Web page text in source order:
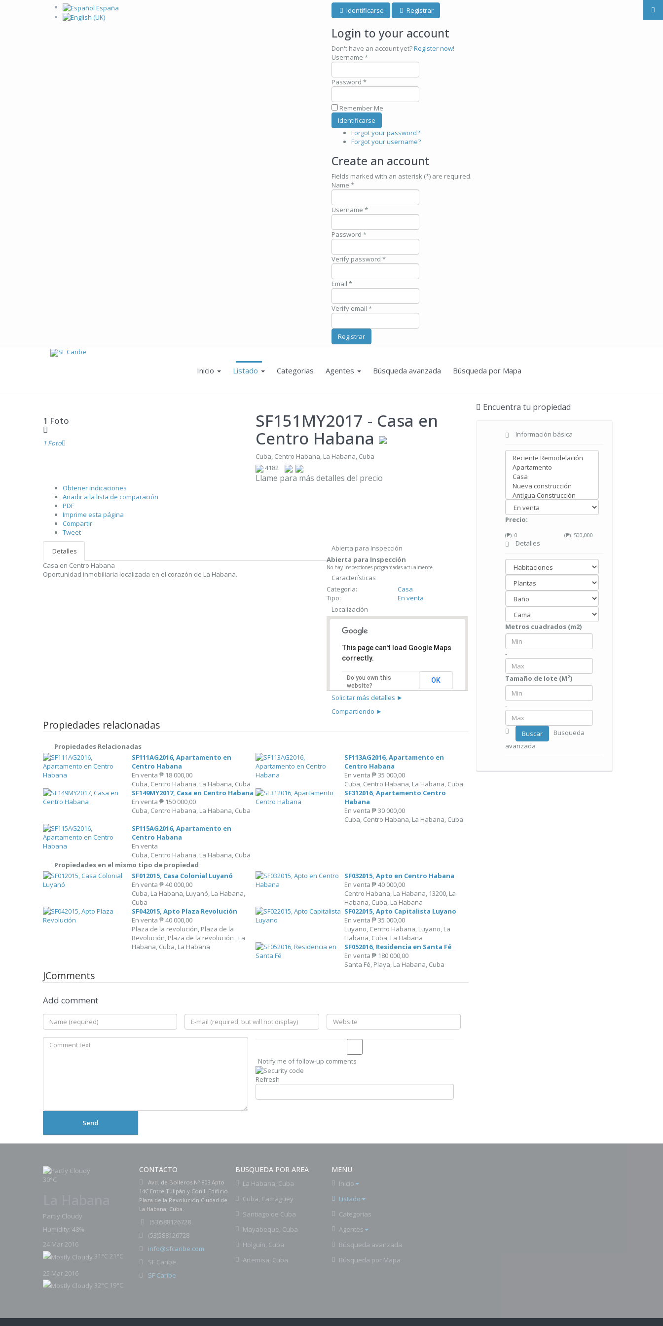
Identificarse Registrar
Login to your account
Don't have an account yet?Register now!
Username *
Password *
Remember Me
Forgot your password?
Forgot your username?
Create an account
Fields marked with an asterisk (*) are required.
Name *
Username *
Password *
Verify password *
Email *
Verify email *
Registrar
Inicio Listado Categorias Agentes Búsqueda avanzada Búsqueda por Mapa
1 Foto
1 Foto
SF151MY2017 - Casa en
Centro Habana
Cuba, Centro Habana, La Habana, Cuba
4182
Llame para más detalles del precio
Obtener indicaciones
Añadir a la lista de comparación
PDF
Imprime esta página
Compartir
Tweet
Detalles
Casa en Centro Habana
Oportunidad inmobiliaria localizada en el corazón de La Habana.
Abierta para Inspección
Abierta para Inspección
No hay inspecciones programadas actualmente
Características
Categoria:
Casa
Tipo:
En venta
Localización
This page can't load Google Maps
correctly.
Do you own this
website?
OK
Solicitar más detalles ►
Compartiendo ►
Propiedades relacionadas
Propiedades Relacionadas
SF111AG2016, Apartamento en
Centro Habana
En venta ₱ 18 000,00
Cuba, Centro Habana, La Habana, Cuba
SF113AG2016, Apartamento en
Centro Habana
En venta ₱ 35 000,00
Cuba, Centro Habana, La Habana, Cuba
SF149MY2017, Casa en Centro Habana
En venta ₱ 150 000,00
Cuba, Centro Habana, La Habana, Cuba
SF312016, Apartamento Centro
Habana
En venta ₱ 30 000,00
Cuba, Centro Habana, La Habana, Cuba
SF115AG2016, Apartamento en
Centro Habana
En venta
Cuba, Centro Habana, La Habana, Cuba
Propiedades en el mismo tipo de propiedad
SF012015, Casa Colonial Luyanó
En venta ₱ 40 000,00
Cuba, La Habana, Luyanó, La Habana,
Cuba
SF032015, Apto en Centro Habana
En venta ₱ 40 000,00
Centro Habana, La Habana, 13200, La
Habana, Cuba, La Habana
SF042015, Apto Plaza Revolución
En venta ₱ 40 000,00
Plaza de la revolución, Plaza de la
Revolución, Plaza de la revolución , La
Habana, Cuba, La Habana
SF022015, Apto Capitalista Luyano
En venta ₱ 35 000,00
Luyano, Centro Habana, Luyano, La
Habana, Cuba, La Habana
SF052016, Residencia en Santa Fé
En venta ₱ 180 000,00
Santa Fé, Playa, La Habana, Cuba
JComments
Add comment
Notify me of follow-up comments
Refresh
Send
Encuentra tu propiedad
Información básica
Precio:
(₱). 0 (₱). 500,000
Detalles
Metros cuadrados (m2)
-
Tamaño de lote (M²)
-
Buscar
Busqueda
avanzada
30°C
Partly Cloudy
Humidity: 48%
24 Mar 2016
31°C 21°C
25 Mar 2016
32°C 19°C
CONTACTO
Avd. de Bolleros Nº 803 Apto
14C Entre Tulipán y Conill Edificio
Plaza de la Revolución Ciudad de
La Habana, Cuba.
(53)588126728
(53)588126728
info@sfcaribe.com
SF Caribe
SF Caribe
BUSQUEDA POR AREA
La Habana, Cuba
Cuba, Camagüey
Santiago de Cuba
Mayabeque, Cuba
Holguín, Cuba
Artemisa, Cuba
MENU
Inicio
Listado
Categorias
Agentes
Búsqueda avanzada
Búsqueda por Mapa